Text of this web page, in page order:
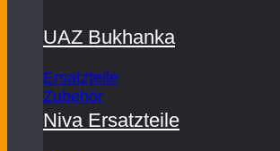
UAZ Bukhanka
Ersatzteile
Zubehör
Niva Ersatzteile